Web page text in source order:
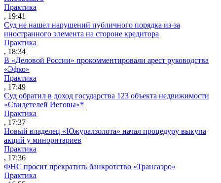
Практика
, 19:41
Суд не нашел нарушений публичного порядка из-за
иностранного элемента на стороне кредитора
Практика
, 18:34
В «Деловой России» прокомментировали арест руководства
«Эфко»
Практика
, 17:49
Суд обратил в доход государства 123 объекта недвижимости
«Свидетелей Иеговы»*
Практика
, 17:37
Новый владелец «Южуралзолота» начал процедуру выкупа
акций у миноритариев
Практика
, 17:36
ФНС просит прекратить банкротство «Трансаэро»
Практика